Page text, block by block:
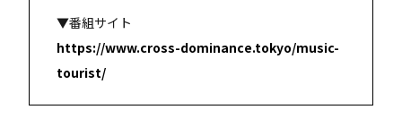
▼番組サイト
https://www.cross-dominance.tokyo/music-
tourist/